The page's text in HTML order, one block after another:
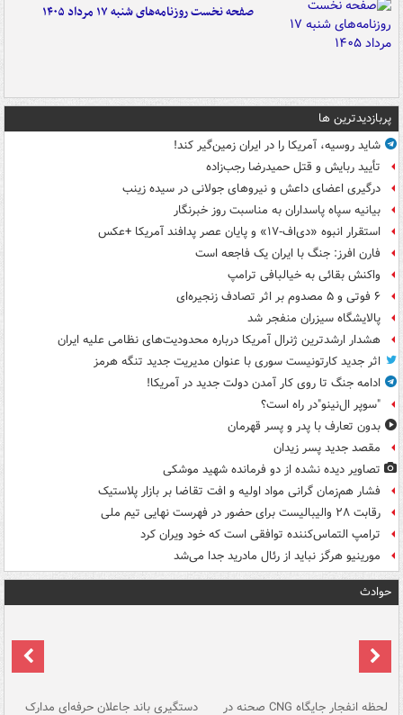
صفحه نخست روزنامه‌های شنبه ۱۷ مرداد ۱۴۰۵
پربازدیدترین ها
شاید روسیه، آمریکا را در ایران زمین‌گیر کند!
تأیید ربایش و قتل حمیدرضا رجب‌زاده
درگیری اعضای داعش و نیروهای جولانی در سیده زینب
بیانیه سپاه پاسداران به مناسبت روز خبرنگار
استقرار انبوه «دی‌اف‑۱۷» و پایان عصر پدافند آمریکا +عکس
فارن افرز: جنگ با ایران یک فاجعه است
واکنش بقائی به خیالبافی ترامپ
۶ فوتی و ۵ مصدوم بر اثر تصادف زنجیره‌ای
پالایشگاه سیزران منفجر شد
هشدار ارشدترین ژنرال آمریکا درباره محدودیت‌های نظامی علیه ایران
اثر جدید کارتونیست سوری با عنوان مدیریت جدید تنگه هرمز
ادامه جنگ تا روی کار آمدن دولت جدید در آمریکا!
"سوپر ال‌نینو"در راه است؟
بدون تعارف با پدر و پسر قهرمان
مقصد جدید پسر زیدان
تصاویر دیده‌ نشده از دو فرمانده شهید موشکی
فشار هم‌زمان گرانی مواد اولیه و افت تقاضا بر بازار پلاستیک
رقابت ۲۸ والیبالیست برای حضور در فهرست نهایی تیم ملی
ترامپ التماس‌کننده توافقی است که خود ویران کرد
مورینیو هرگز نباید از رئال مادرید جدا می‌شد
حوادث
لحظه انفجار جایگاه CNG صحنه در دستگیری باند جاعلان حرفه‌ای مدارک